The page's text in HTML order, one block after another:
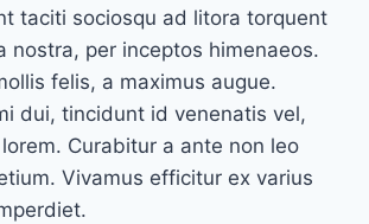
taciti sociosqu ad litora torquent
nostra, per inceptos himenaeos.
felis, a maximus augue.
dui, tincidunt id venenatis vel,
Curabitur a ante non leo
Vivamus efficitur ex varius